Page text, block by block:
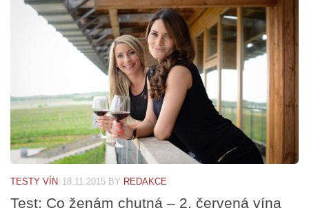
TESTY VÍN 18.11.2015 BY REDAKCE
Test: Co ženám chutná – 2. červená vína